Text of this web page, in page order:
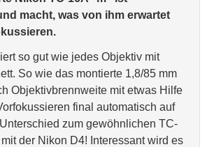
macht, was von ihm erwartet
so gut wie jedes Objektiv mit
So wie das montierte 1,8/85 mm
Objektivbrennweite mit etwas Hilfe
final automatisch auf
zum gewöhnlichen TC-
der Nikon D4! Interessant wird es